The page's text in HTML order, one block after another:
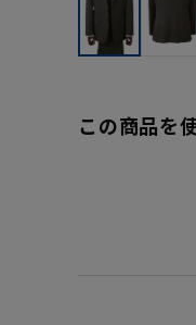
この商品を